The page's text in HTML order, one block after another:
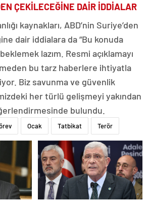
ÇEKİLECEĞİNE DAİR İDDİALAR
kaynakları, ABD’nin Suriye’den
dair iddialara da “Bu konuda
lazım. Resmi açıklamayı
bu tarz haberlere ihtiyatla
Biz savunma ve güvenlik
her türlü gelişmeyi yakından
bulundu.
Ocak Tatbikat Terör